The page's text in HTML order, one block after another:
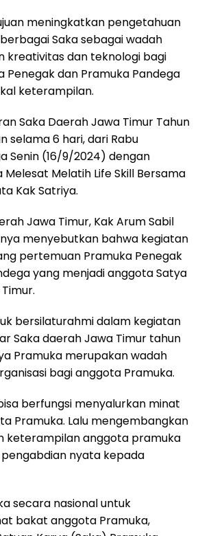
meningkatkan pengetahuan
Saka sebagai wadah
kreativitas dan teknologi bagi
Penegak dan Pramuka Pandega
keterampilan.
Saka Daerah Jawa Timur Tahun
selama 6 hari, dari Rabu
Senin (16/9/2024) dengan
Melatih Life Skill Bersama
Kak Satriya.
Jawa Timur, Kak Arum Sabil
menyebutkan bahwa kegiatan
pertemuan Pramuka Penegak
yang menjadi anggota Satya
bersilaturahmi dalam kegiatan
Saka daerah Jawa Timur tahun
Pramuka merupakan wadah
bagi anggota Pramuka.
berfungsi menyalurkan minat
Pramuka. Lalu mengembangkan
keterampilan anggota pramuka
nyata kepada
secara nasional untuk
bakat anggota Pramuka,